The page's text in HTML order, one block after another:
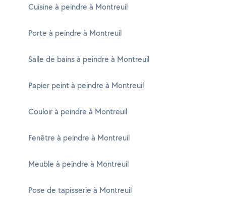
Cuisine à peindre à Montreuil
Porte à peindre à Montreuil
Salle de bains à peindre à Montreuil
Papier peint à peindre à Montreuil
Couloir à peindre à Montreuil
Fenêtre à peindre à Montreuil
Meuble à peindre à Montreuil
Pose de tapisserie à Montreuil